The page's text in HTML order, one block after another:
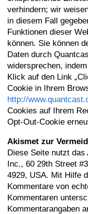
verhindern; wir
in diesem Fall
Funktionen dieser
können. Sie können
Daten durch
widersprechen,
Klick auf den Link
Cookie in Ihrem
http://
Cookies auf Ihrem
Opt-Out-Cookie
Akismet zur
Diese Seite nutzt
Inc., 60 29th Street
4929, USA. Mit Hilfe
Kommentare von
Kommentaren
Kommentarangaben